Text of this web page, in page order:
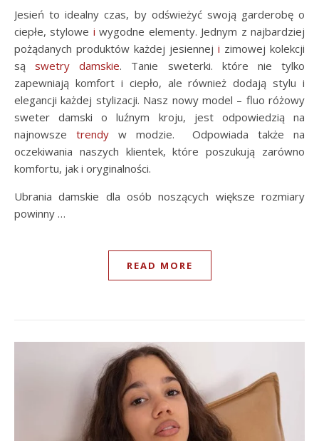
Jesień to idealny czas, by odświeżyć swoją garderobę o
ciepłe, stylowe i wygodne elementy. Jednym z najbardziej
pożądanych produktów każdej jesiennej i zimowej kolekcji
sąswetry damskie. Tanie sweterki. które nie tylko
zapewniają komfort i ciepło, ale również dodają stylu i
elegancji każdej stylizacji. Nasz nowy model – fluo różowy
sweter damski o luźnym kroju, jest odpowiedzią na
najnowsze trendyw modzie. Odpowiada także na
oczekiwania naszych klientek, które poszukują zarówno
komfortu, jak i oryginalności.
Ubrania damskie dla osób noszących większe rozmiary
powinny …
READ MORE